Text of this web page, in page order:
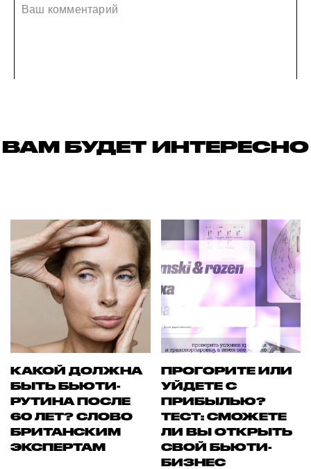
ВАМ БУДЕТ ИНТЕРЕСНО
КАКОЙ ДОЛЖНА
БЫТЬ БЬЮТИ-
РУТИНА ПОСЛЕ
60 ЛЕТ? СЛОВО
БРИТАНСКИМ
ЭКСПЕРТАМ
ПРОГОРИТЕ ИЛИ
УЙДЕТЕ С
ПРИБЫЛЬЮ?
ТЕСТ: СМОЖЕТЕ
ЛИ ВЫ ОТКРЫТЬ
СВОЙ БЬЮТИ-
БИЗНЕС